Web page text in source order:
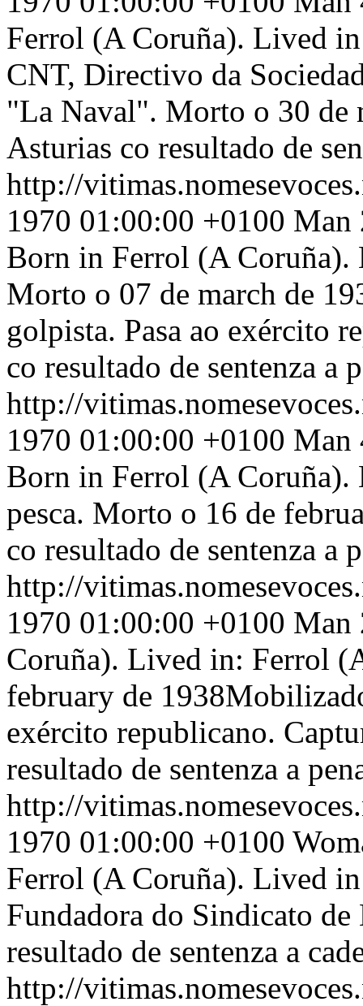
Ferrol (A Coruña). Lived
CNT, Directivo da
"La Naval". Morto o 30 de
Asturias co resultado de
http://
1970 01:00:00 +0100 Man
Born in Ferrol (A
Morto o 07 de march de
golpista. Pasa ao exército
co resultado de sentenza a
http://
1970 01:00:00 +0100 Man
Born in Ferrol (A
pesca. Morto o 16 de
co resultado de sentenza a
http://
1970 01:00:00 +0100 Man
Coruña). Lived in: Ferrol
february de
exército republicano.
resultado de sentenza a
http://
1970 01:00:00 +0100
Ferrol (A Coruña). Lived
Fundadora do Sindicato
resultado de sentenza a
http://